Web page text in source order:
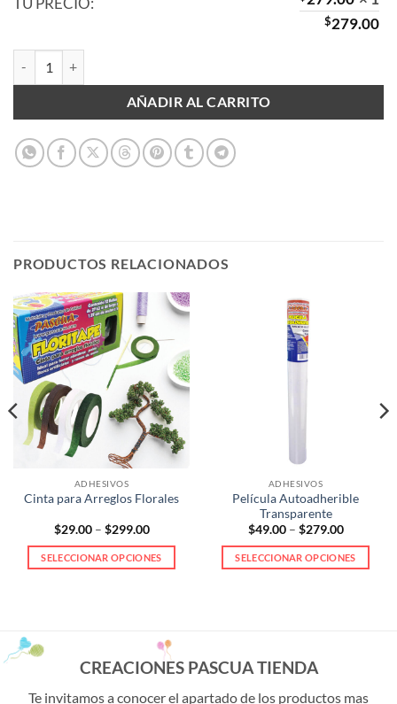
$279.00
AÑADIR AL CARRITO
PRODUCTOS RELACIONADOS
ADHESIVOS
Cinta para Arreglos Florales
$29.00 – $299.00Price
$29.00
through
SELECCIONAR OPCIONES
Las
ADHESIVOS
Película Autoadherible
Transparente
$49.00 – $279.00Price
$49.00
through
SELECCIONAR OPCIONES
Las
CREACIONES PASCUA TIENDA
Te invitamos a conocer el apartado de los productos mas